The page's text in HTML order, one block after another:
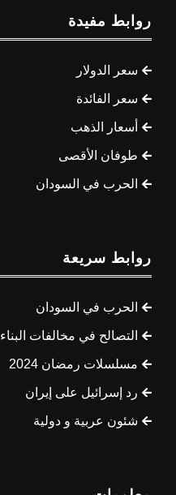
روابط مفيدة
سعر الدولار
سعر الفائدة
أسعار الذهب
طوفان الأقصى
الحرب في السودان
روابط سريعة
الحرب في السودان
التصالح في مخالفات البناء
مسلسلات رمضان 2024
رد إسرائيل على إيران
شئون عربية و دولية